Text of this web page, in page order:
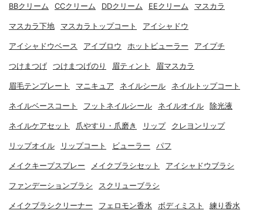
BBクリーム CCクリーム DDクリーム EEクリーム マスカラ
マスカラ下地 マスカラトップコート アイシャドウ
アイシャドウベース アイブロウ ホットビューラー アイプチ
つけまつげ つけまつげのり 眉ティント 眉マスカラ
眉毛テンプレート マニキュア ネイルシール ネイルトップコート
ネイルベースコート フットネイルシール ネイルオイル 除光液
ネイルケアセット 爪やすり・爪磨き リップ クレヨンリップ
リップオイル リップコート ビューラー パフ
メイクキープスプレー メイクブラシセット アイシャドウブラシ
ファンデーションブラシ スクリューブラシ
メイクブラシクリーナー フェロモン香水 ボディミスト 練り香水